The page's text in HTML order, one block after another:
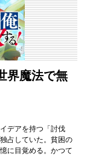
界魔法で無
デアを持つ「討伐
占していた。貧困の
に目覚める。かつて